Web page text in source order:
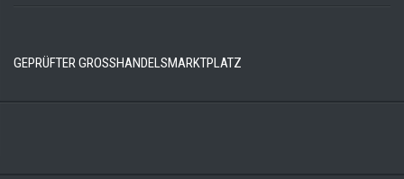
GEPRÜFTER GROSSHANDELSMARKTPLATZ